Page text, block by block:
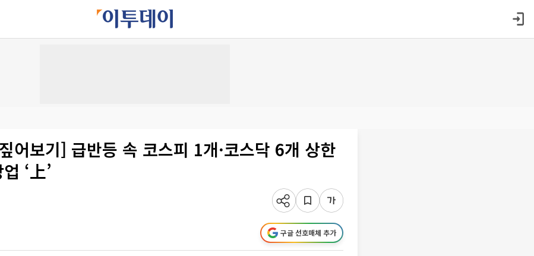
어보기] 급반등 속 코스피 1개·코스닥 6개 상한
‘上’
구글 선호매체 추가